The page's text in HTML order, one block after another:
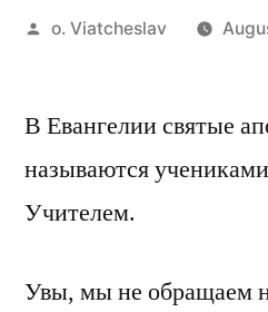
Posted
o. Viatcheslav
В Евангелии святые
называются
Учителем.
Увы, мы не обращаем